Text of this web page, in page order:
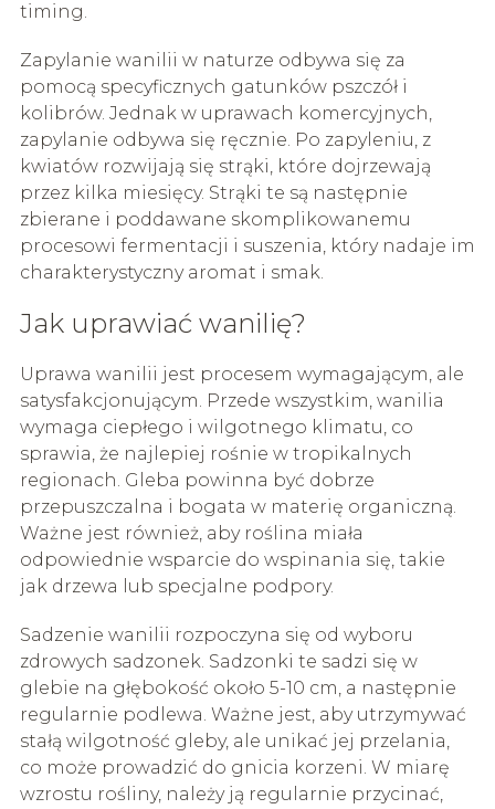
timing.
Zapylanie wanilii w naturze odbywa się za
pomocą specyficznych gatunków pszczół i
kolibrów. Jednak w uprawach komercyjnych,
zapylanie odbywa się ręcznie. Po zapyleniu, z
kwiatów rozwijają się strąki, które dojrzewają
przez kilka miesięcy. Strąki te są następnie
zbierane i poddawane skomplikowanemu
procesowi fermentacji i suszenia, który nadaje im
charakterystyczny aromat i smak.
Jak uprawiać wanilię?
Uprawa wanilii jest procesem wymagającym, ale
satysfakcjonującym. Przede wszystkim, wanilia
wymaga ciepłego i wilgotnego klimatu, co
sprawia, że najlepiej rośnie w tropikalnych
regionach. Gleba powinna być dobrze
przepuszczalna i bogata w materię organiczną.
Ważne jest również, aby roślina miała
odpowiednie wsparcie do wspinania się, takie
jak drzewa lub specjalne podpory.
Sadzenie wanilii rozpoczyna się od wyboru
zdrowych sadzonek. Sadzonki te sadzi się w
glebie na głębokość około 5-10 cm, a następnie
regularnie podlewa. Ważne jest, aby utrzymywać
stałą wilgotność gleby, ale unikać jej przelania,
co może prowadzić do gnicia korzeni. W miarę
wzrostu rośliny, należy ją regularnie przycinać,